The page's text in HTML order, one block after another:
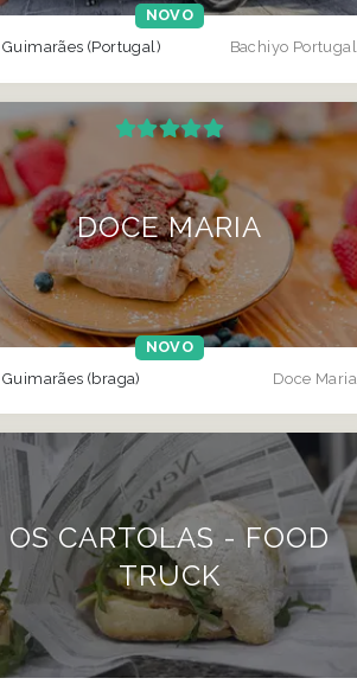
NOVO
Bachiyo Portugal
Guimarães (Portugal)
NOVO
DOCE MARIA
Doce Maria
Guimarães (braga)
OS CARTOLAS - FOOD
TRUCK